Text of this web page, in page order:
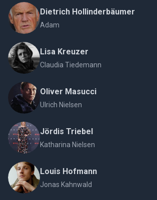
Dietrich Hollinderbäumer
Adam
Lisa Kreuzer
Claudia Tiedemann
Oliver Masucci
Ulrich Nielsen
Jördis Triebel
Katharina Nielsen
Louis Hofmann
Jonas Kahnwald